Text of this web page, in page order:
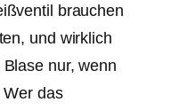
brauchen
und wirklich
nur, wenn
das